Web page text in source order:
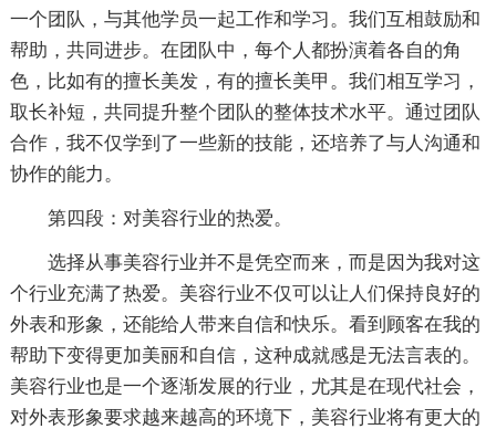
一个团队，与其他学员一起工作和学习。我们互相鼓励和
帮助，共同进步。在团队中，每个人都扮演着各自的角
色，比如有的擅长美发，有的擅长美甲。我们相互学习，
取长补短，共同提升整个团队的整体技术水平。通过团队
合作，我不仅学到了一些新的技能，还培养了与人沟通和
协作的能力。
第四段：对美容行业的热爱。
选择从事美容行业并不是凭空而来，而是因为我对这
个行业充满了热爱。美容行业不仅可以让人们保持良好的
外表和形象，还能给人带来自信和快乐。看到顾客在我的
帮助下变得更加美丽和自信，这种成就感是无法言表的。
美容行业也是一个逐渐发展的行业，尤其是在现代社会，
对外表形象要求越来越高的环境下，美容行业将有更大的